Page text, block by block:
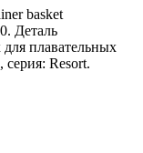
basket
Деталь
плавательных
Resort.